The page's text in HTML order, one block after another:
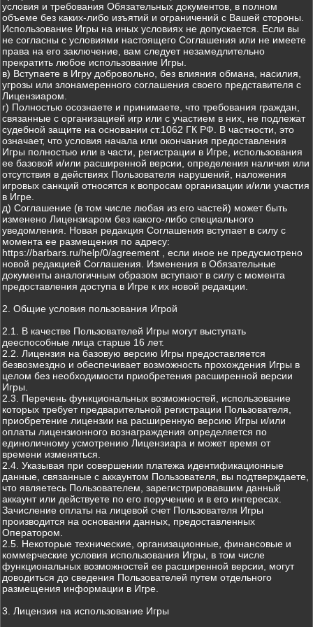
условия и требования Обязательных документов, в полном
объеме без каких-либо изъятий и ограничений с Вашей стороны.
Использование Игры на иных условиях не допускается. Если вы
не согласны с условиями настоящего Соглашения или не имеете
права на его заключение, вам следует незамедлительно
прекратить любое использование Игры.
в) Вступаете в Игру добровольно, без влияния обмана, насилия,
угрозы или злонамеренного соглашения своего представителя с
Лицензиаром.
г) Полностью осознаете и принимаете, что требования граждан,
связанные с организацией игр или с участием в них, не подлежат
судебной защите на основании ст.1062 ГК РФ. В частности, это
означает, что условия начала или окончания предоставления
Игры полностью или в части, регистрации в Игре, использования
ее базовой и/или расширенной версии, определения наличия или
отсутствия в действиях Пользователя нарушений, наложения
игровых санкций относятся к вопросам организации и/или участия
в Игре.
д) Соглашение (в том числе любая из его частей) может быть
изменено Лицензиаром без какого-либо специального
уведомления. Новая редакция Соглашения вступает в силу с
момента ее размещения по адресу:
https://barbars.ru/help/0/agreement , если иное не предусмотрено
новой редакцией Соглашения. Изменения в Обязательные
документы аналогичным образом вступают в силу с момента
предоставления доступа в Игре к их новой редакции.
2. Общие условия пользования Игрой
2.1. В качестве Пользователей Игры могут выступать
дееспособные лица старше 16 лет.
2.2. Лицензия на базовую версию Игры предоставляется
безвозмездно и обеспечивает возможность прохождения Игры в
целом без необходимости приобретения расширенной версии
Игры.
2.3. Перечень функциональных возможностей, использование
которых требует предварительной регистрации Пользователя,
приобретение лицензии на расширенную версию Игры и/или
оплаты лицензионного вознаграждения определяется по
единоличному усмотрению Лицензиара и может время от
времени изменяться.
2.4. Указывая при совершении платежа идентификационные
данные, связанные с аккаунтом Пользователя, вы подтверждаете,
что являетесь Пользователем, зарегистрировавшим данный
аккаунт или действуете по его поручению и в его интересах.
Зачисление оплаты на лицевой счет Пользователя Игры
производится на основании данных, предоставленных
Оператором.
2.5. Некоторые технические, организационные, финансовые и
коммерческие условия использования Игры, в том числе
функциональных возможностей ее расширенной версии, могут
доводиться до сведения Пользователей путем отдельного
размещения информации в Игре.
3. Лицензия на использование Игры